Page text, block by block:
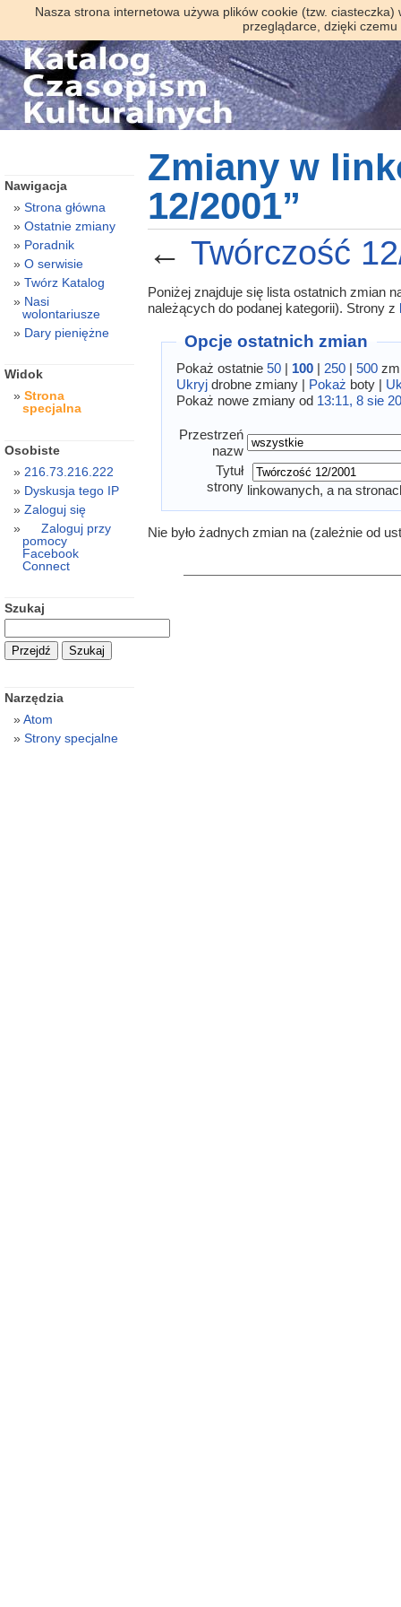
Nasza strona internetowa używa plików cookie (tzw.
przeglądarce, dzięki
Zmiany w
12/2001”
← Twórczość
Poniżej znajduje się lista ostatnich zmian
należących do podanej kategorii). Strony z
Opcje ostatnich zmian
Pokaż ostatnie 50| 100| 250| 500
Ukryjdrobne zmiany | Pokaż boty |
Pokaż nowe zmiany od 13:11, 8 sie
Przestrzeń
nazw
Tytuł
strony linkowanych, a na
Nie było żadnych zmian na (zależnie od
Nawigacja
Strona główna
Ostatnie zmiany
Poradnik
O serwisie
Twórz Katalog
Nasi
wolontariusze
Dary pieniężne
Widok
Strona
specjalna
Osobiste
216.73.216.222
Dyskusja tego IP
Zaloguj się
Zaloguj przy
pomocy
Facebook
Connect
Szukaj
Narzędzia
Atom
Strony specjalne